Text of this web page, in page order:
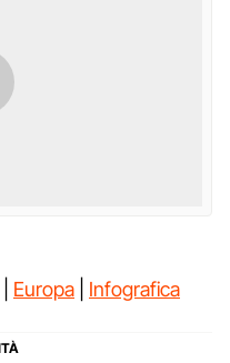
Europa Infografica